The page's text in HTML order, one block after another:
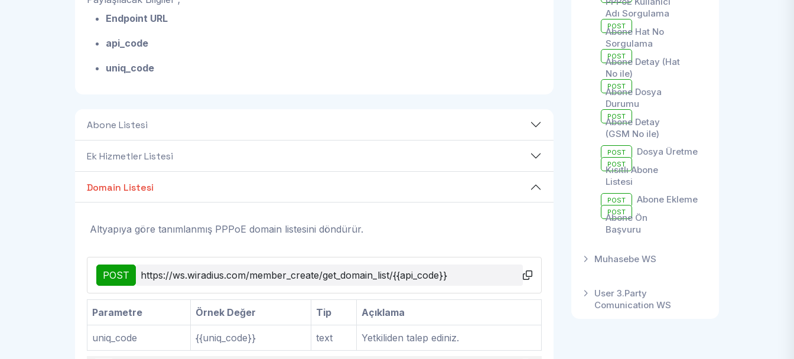
Endpoint URL
api_code
uniq_code
Abone Listesi
Ek Hizmetler Listesi
Domain Listesi
Altyapıya göre tanımlanmış PPPoE domain listesini döndürür.
POST https://ws.wiradius.com/member_create/get_domain_list/{{api_code}}
Parametre Örnek Değer Tip Açıklama
uniq_code {{uniq_code}} text Yetkiliden talep ediniz.
Adı Sorgulama
POST
Abone Hat No
Sorgulama
POST
Abone Detay (Hat
No ile)
POST
Abone Dosya
Durumu
POST
Abone Detay
(GSM No ile)
POST Dosya Üretme
POST
Kısıtlı Abone
Listesi
POST Abone Ekleme
POST
Abone Ön
Başvuru
Muhasebe WS
User 3.Party
Comunication WS